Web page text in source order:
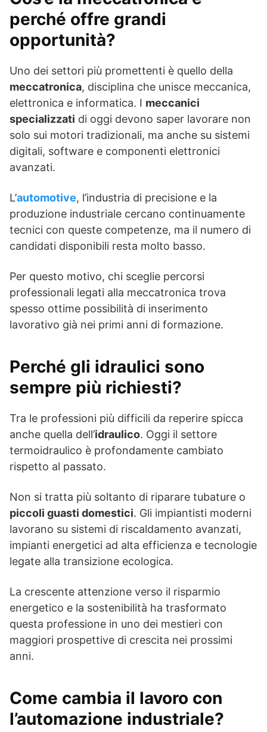
perché offre grandi
opportunità?
Uno dei settori più promettenti è quello della
meccatronica, disciplina che unisce meccanica,
elettronica e informatica. I meccanici
specializzati di oggi devono saper lavorare non
solo sui motori tradizionali, ma anche su sistemi
digitali, software e componenti elettronici
avanzati.
L’automotive, l’industria di precisione e la
produzione industriale cercano continuamente
tecnici con queste competenze, ma il numero di
candidati disponibili resta molto basso.
Per questo motivo, chi sceglie percorsi
professionali legati alla meccatronica trova
spesso ottime possibilità di inserimento
lavorativo già nei primi anni di formazione.
Perché gli idraulici sono
sempre più richiesti?
Tra le professioni più difficili da reperire spicca
anche quella dell’idraulico. Oggi il settore
termoidraulico è profondamente cambiato
rispetto al passato.
Non si tratta più soltanto di riparare tubature o
piccoli guasti domestici. Gli impiantisti moderni
lavorano su sistemi di riscaldamento avanzati,
impianti energetici ad alta efficienza e tecnologie
legate alla transizione ecologica.
La crescente attenzione verso il risparmio
energetico e la sostenibilità ha trasformato
questa professione in uno dei mestieri con
maggiori prospettive di crescita nei prossimi
anni.
Come cambia il lavoro con
l’automazione industriale?